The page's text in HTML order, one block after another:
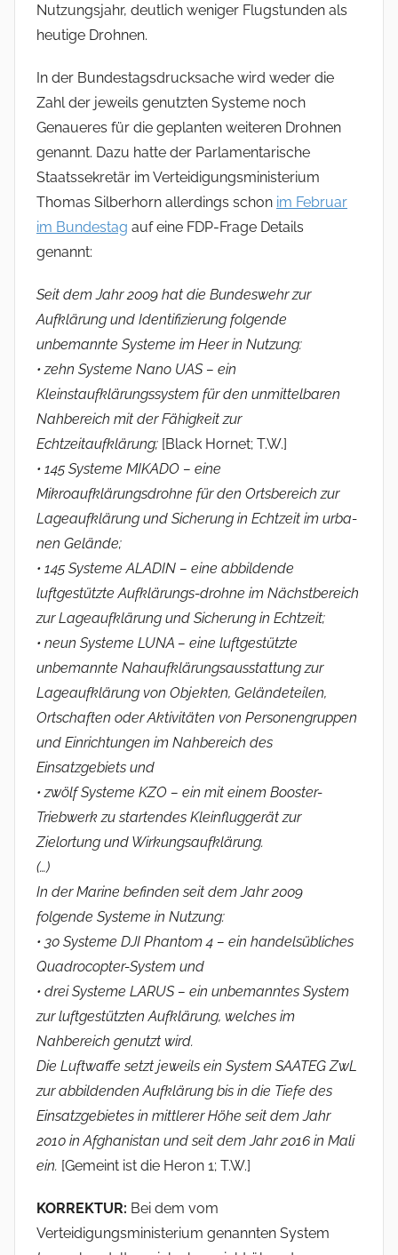
Nutzungsjahr, deutlich weniger Flugstunden als
heutige Drohnen.
In der Bundestagsdrucksache wird weder die
Zahl der jeweils genutzten Systeme noch
Genaueres für die geplanten weiteren Drohnen
genannt. Dazu hatte der Parlamentarische
Staatssekretär im Verteidigungsministerium
Thomas Silberhorn allerdings schon im Februar
im Bundestag auf eine FDP-Frage Details
genannt:
Seit dem Jahr 2009 hat die Bundeswehr zur
Aufklärung und Identifizierung folgende
unbemannte Systeme im Heer in Nutzung:
• zehn Systeme Nano UAS – ein
Kleinstaufklärungssystem für den unmittelbaren
Nahbereich mit der Fähigkeit zur
Echtzeitaufklärung; [Black Hornet; T.W.]
• 145 Systeme MIKADO – eine
Mikroaufklärungsdrohne für den Ortsbereich zur
Lageaufklärung und Sicherung in Echtzeit im urba-
nen Gelände;
• 145 Systeme ALADIN – eine abbildende
luftgestützte Aufklärungs-drohne im Nächstbereich
zur Lageaufklärung und Sicherung in Echtzeit;
• neun Systeme LUNA – eine luftgestützte
unbemannte Nahaufklärungsausstattung zur
Lageaufklärung von Objekten, Geländeteilen,
Ortschaften oder Aktivitäten von Personengruppen
und Einrichtungen im Nahbereich des
Einsatzgebiets und
• zwölf Systeme KZO – ein mit einem Booster-
Triebwerk zu startendes Kleinfluggerät zur
Zielortung und Wirkungsaufklärung.
(…)
In der Marine befinden seit dem Jahr 2009
folgende Systeme in Nutzung:
• 30 Systeme DJI Phantom 4 – ein handelsübliches
Quadrocopter-System und
• drei Systeme LARUS– ein unbemanntes System
zur luftgestützten Aufklärung, welches im
Nahbereich genutzt wird.
Die Luftwaffe setzt jeweils ein System SAATEG ZwL
zur abbildenden Aufklärung bis in die Tiefe des
Einsatzgebietes in mittlerer Höhe seit dem Jahr
2010 in Afghanistan und seit dem Jahr 2016 in Mali
ein. [Gemeint ist die Heron 1; T.W.]
KORREKTUR: Bei dem vom
Verteidigungsministerium genannten System